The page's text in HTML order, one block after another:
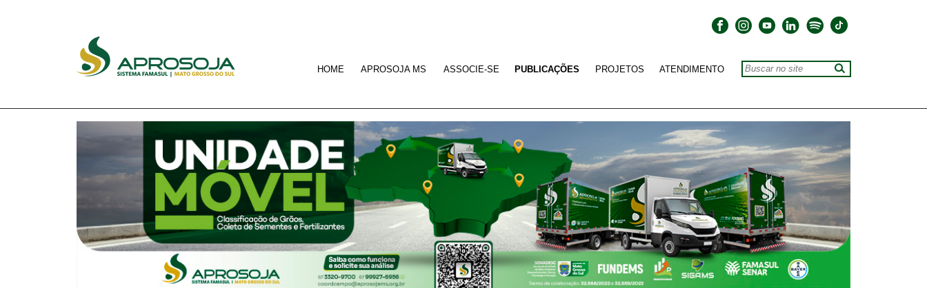
HOME APROSOJA MS ASSOCIE-SE PUBLICAÇÕES PROJETOS ATENDIMENTO